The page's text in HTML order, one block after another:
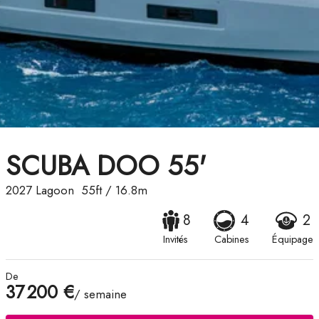
SCUBA DOO 55'
2027 Lagoon 55ft/ 16.8m
8
Invités
4
Cabines
2
Équipage
De
37 200 €/ semaine